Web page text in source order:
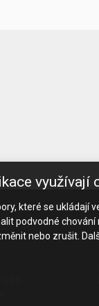
využívají
které se ukládají
podvodné
nebo zrušit.